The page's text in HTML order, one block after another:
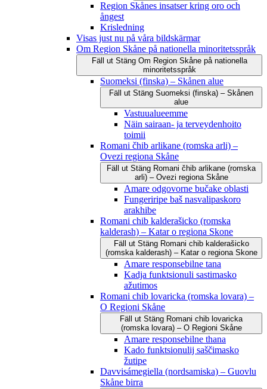
Region Skånes insatser kring oro och
ångest
Krisledning
Visas just nu på våra bildskärmar
Om Region Skåne på nationella minoritetsspråk
Fäll ut Stäng Om Region Skåne på nationella
minoritetsspråk
Suomeksi (finska) – Skånen alue
Fäll ut Stäng Suomeksi (finska) – Skånen
alue
Vastuualueemme
Näin sairaan- ja terveydenhoito
toimii
Romani čhib arlikane (romska arli) –
Ovezi regiona Skåne
Fäll ut Stäng Romani čhib arlikane (romska
arli) – Ovezi regiona Skåne
Amare odgovorne bučake oblasti
Fungeriripe baš nasvalipaskoro
arakhibe
Romani chib kalderašicko (romska
kalderash) – Katar o regiona Skone
Fäll ut Stäng Romani chib kalderašicko
(romska kalderash) – Katar o regiona Skone
Amare responsebilne tana
Kadja funktsionuli sastimasko
ažutimos
Romani chib lovaricka (romska lovara) –
O Regioni Skåne
Fäll ut Stäng Romani chib lovaricka
(romska lovara) – O Regioni Skåne
Amare responsebilne thana
Kado funktsionulij saščimasko
žutipe
Davvisámegiella (nordsamiska) – Guovlu
Skåne birra